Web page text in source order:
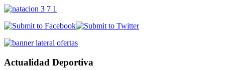
Actualidad Deportiva